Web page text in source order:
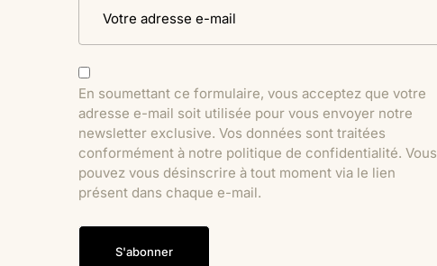
En soumettant ce formulaire, vous acceptez que votre
adresse e-mail soit utilisée pour vous envoyer notre
newsletter exclusive. Vos données sont traitées
conformément à notre politique de confidentialité. Vous
pouvez vous désinscrire à tout moment via le lien
présent dans chaque e-mail.
S'abonner